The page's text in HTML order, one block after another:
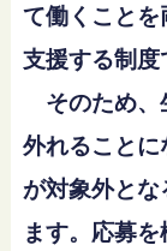
て働くことを
支援する制度
そのため、
外れること
が対象外とな
ます。応募